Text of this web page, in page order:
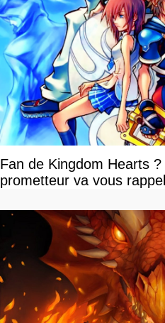
Fan de Kingdom Hearts
prometteur va vous